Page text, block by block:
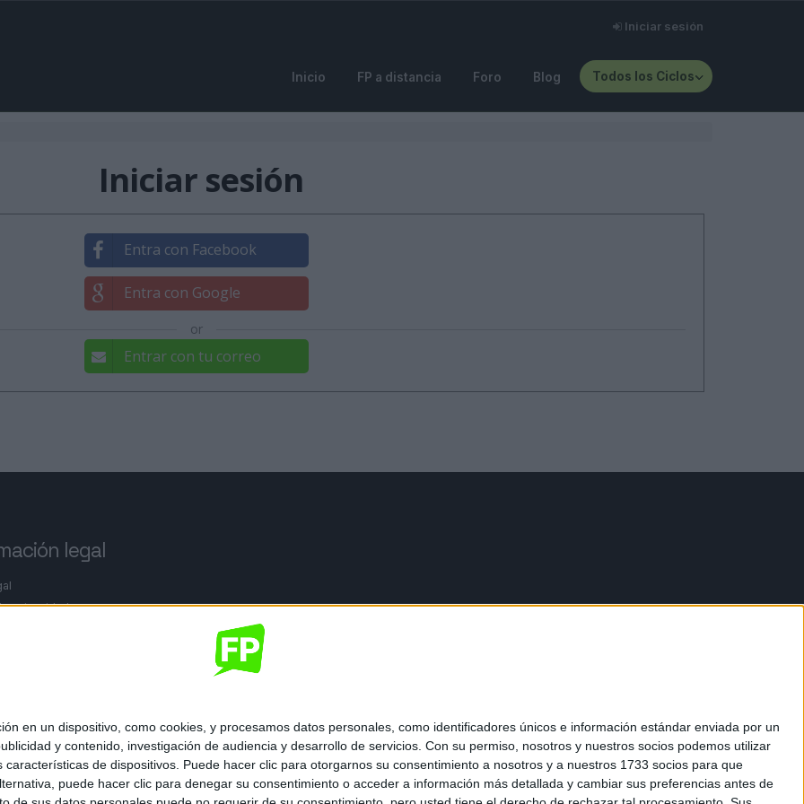
en un dispositivo, como cookies, y procesamos datos personales, como identificadores únicos e información estándar enviada por un
y contenido, investigación de audiencia y desarrollo de servicios. Con su permiso, nosotros y nuestros socios podemos utilizar
de dispositivos. Puede hacer clic para otorgarnos su consentimiento a nosotros y a nuestros 1733 socios para que
puede hacer clic para denegar su consentimiento o acceder a información más detallada y cambiar sus preferencias antes de
Iniciar sesión
Inicio FP a distancia Foro Blog Todos los Ciclos
Iniciar sesión
Entra con Facebook
Entra con Google
or
Entrar con tu correo
legal
privacidad